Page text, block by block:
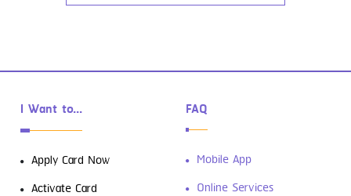
ดาวน์โหลดฟรี! 4 แอปการเงินที่ต้องมีติด
I Want to...
Apply Card Now
Activate Card
FAQ
Mobile App
Online Services